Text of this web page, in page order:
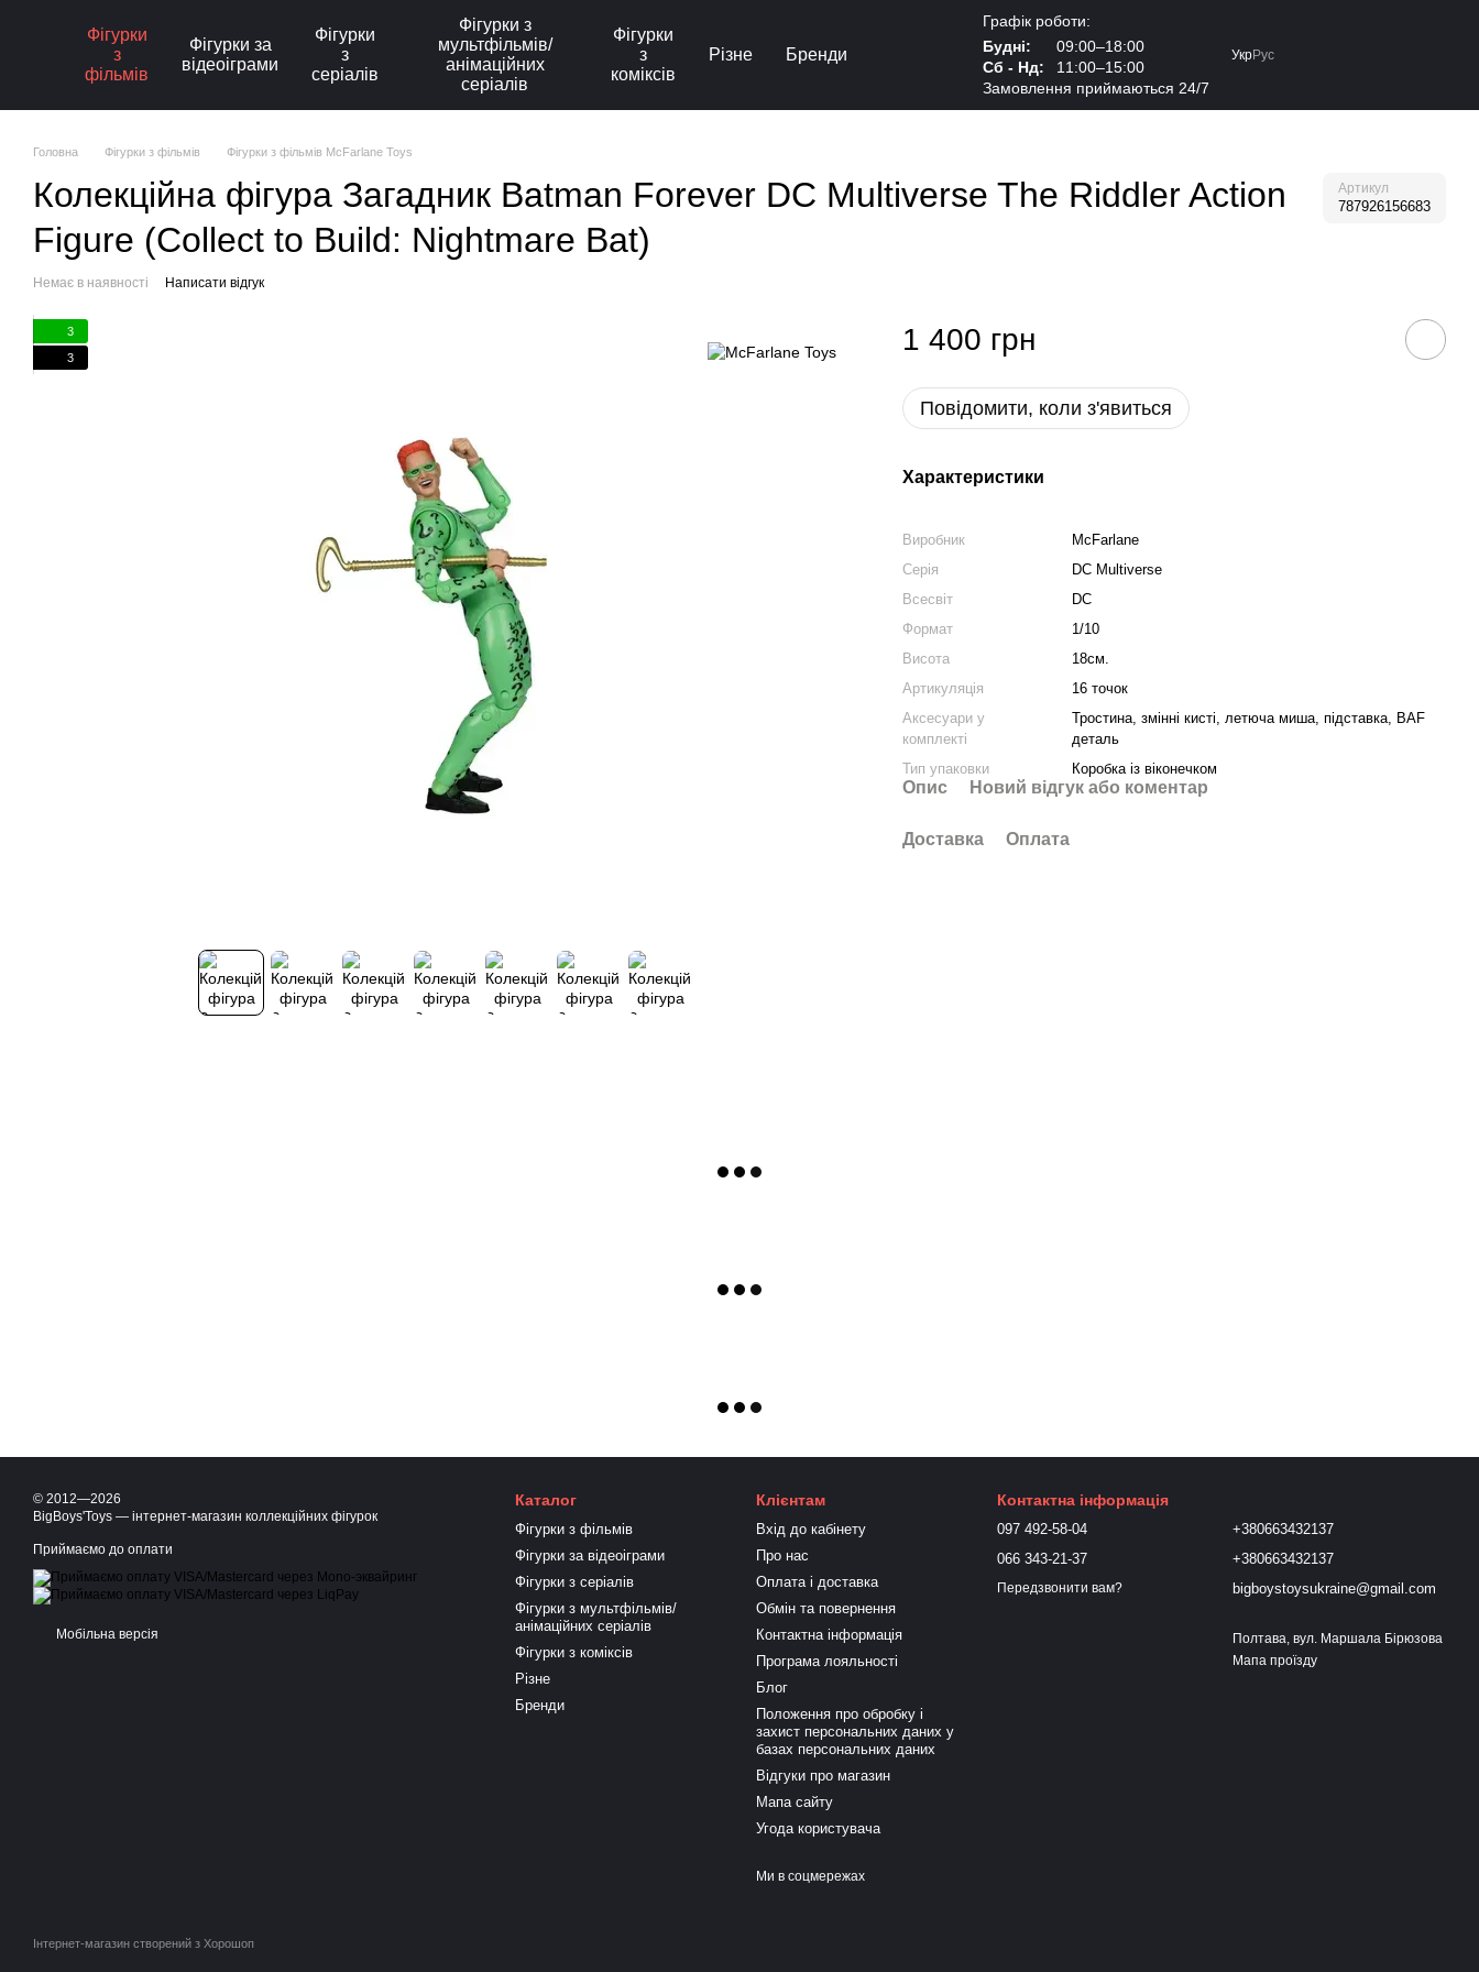
Фігурки
з
фільмів
Фігурки за
відеоіграми
Фігурки
з
серіалів
Фігурки з
мультфільмів/
анімаційних
серіалів
Фігурки
з
коміксів
Різне Бренди
Графік роботи:
Будні:
09:00–18:00
Сб - Нд:
11:00–15:00
Замовлення приймаються 24/7
УкрРус
Головна Фігурки з фільмів Фігурки з фільмів McFarlane Toys
Колекційна фігура Загадник Batman Forever DC Multiverse The Riddler Action
Figure (Collect to Build: Nightmare Bat)
Артикул
787926156683
Немає в наявності Написати відгук
3
3
1 400 грн
Повідомити, коли з'явиться
Характеристики
Виробник
McFarlane
Серія
DC Multiverse
Всесвіт
DC
Формат
1/10
Висота
18см.
Артикуляція
16 точок
Аксесуари у
комплекті
Тростина, змінні кисті, летюча миша, підставка, BAF
деталь
Тип упаковки
Коробка із віконечком
Опис Новий відгук або коментар
Доставка Оплата
© 2012—2026
BigBoys'Toys — інтернет-магазин коллекційних фігурок
Приймаємо до оплати
Мобільна версія
Інтернет-магазин створений з Хорошоп
Каталог
Фігурки з фільмів
Фігурки за відеоіграми
Фігурки з серіалів
Фігурки з мультфільмів/
анімаційних серіалів
Фігурки з коміксів
Різне
Бренди
Клієнтам
Вхід до кабінету
Про нас
Оплата і доставка
Обмін та повернення
Контактна інформація
Програма лояльності
Блог
Положення про обробку і
захист персональних даних у
базах персональних даних
Відгуки про магазин
Мапа сайту
Угода користувача
Ми в соцмережах
Контактна інформація
097 492-58-04
066 343-21-37
Передзвонити вам?
+380663432137
+380663432137
bigboystoysukraine@gmail.com
Полтава, вул. Маршала Бірюзова
Мапа проїзду